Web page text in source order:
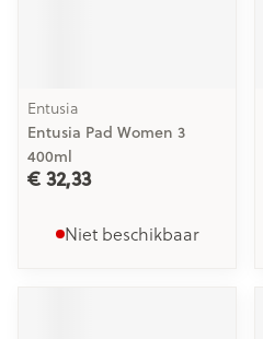
Entusia
Entusia Pad Women 3
400ml
€ 32,33
Niet beschikbaar